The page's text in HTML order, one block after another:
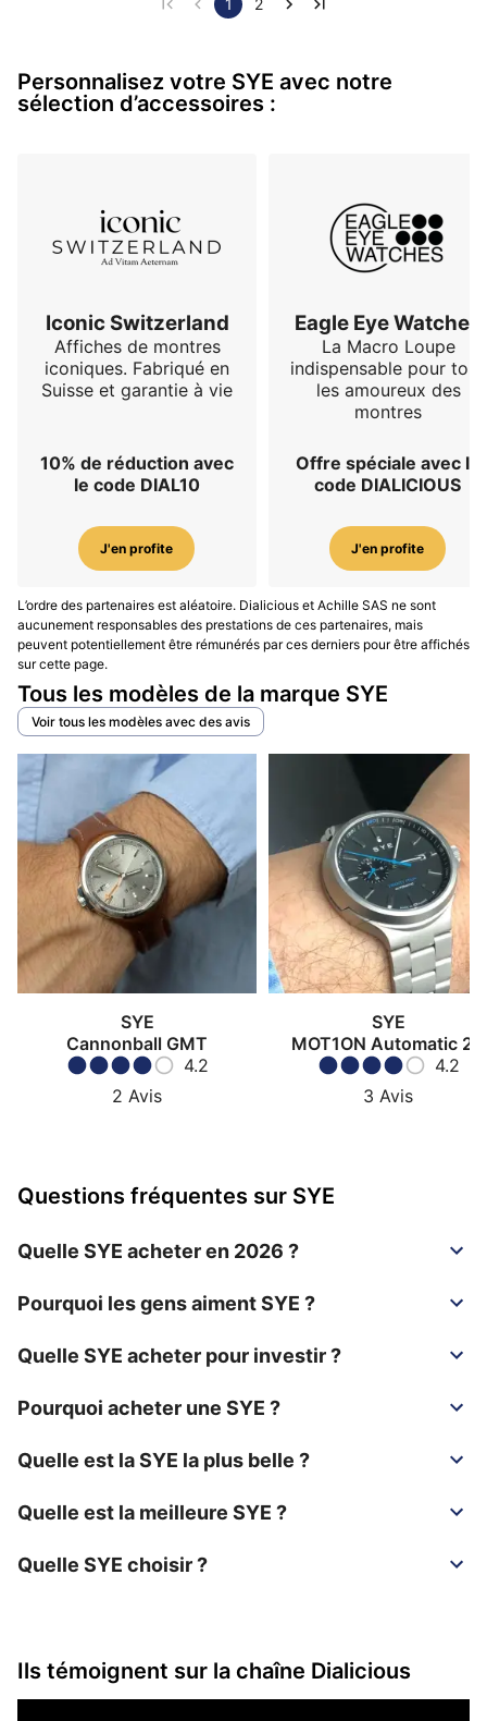
La marque SYE évoque la passion des sports
1 2
Personnalisez votre SYE avec notre
sélection d’accessoires :
Iconic Switzerland
Affiches de montres
iconiques. Fabriqué en
Suisse et garantie à vie
10% de réduction avec
le code DIAL10
J'en profite
Eagle Eye Watches
La Macro Loupe
indispensable pour tous
les amoureux des
montres
Offre spéciale avec le
code DIALICIOUS
J'en profite
L’ordre des partenaires est aléatoire. Dialicious et Achille SAS ne sont
aucunement responsables des prestations de ces partenaires, mais
peuvent potentiellement être rémunérés par ces derniers pour être affichés
sur cette page.
Tous les modèles de la marque SYE
Voir tous les modèles avec des avis
SYE
Cannonball GMT
4.2
2 Avis
SYE
MOT1ON Automatic 24
4.2
3 Avis
Questions fréquentes sur SYE
Quelle SYE acheter en 2026 ?
Pourquoi les gens aiment SYE ?
Quelle SYE acheter pour investir ?
Pourquoi acheter une SYE ?
Quelle est la SYE la plus belle ?
Quelle est la meilleure SYE ?
Quelle SYE choisir ?
Ils témoignent sur la chaîne Dialicious